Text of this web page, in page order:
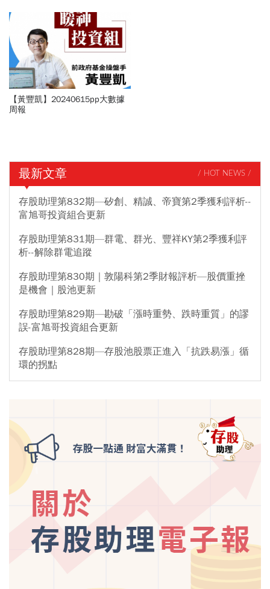
【黃豐凱】20240615pp大數據
周報
最新文章 / HOT NEWS /
存股助理第832期—矽創、精誠、帝寶第2季獲利評析--
富旭哥投資組合更新
存股助理第831期—群電、群光、豐祥KY第2季獲利評
析--解除群電追蹤
存股助理第830期｜敦陽科第2季財報評析—股價重挫
是機會｜股池更新
存股助理第829期—勘破「漲時重勢、跌時重質」的謬
誤-富旭哥投資組合更新
存股助理第828期—存股池股票正進入「抗跌易漲」循
環的拐點